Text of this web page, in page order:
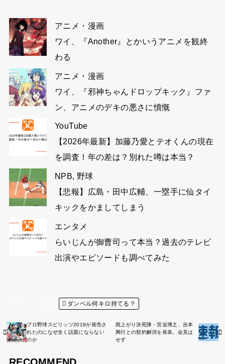
アニメ・漫画
ワイ、『Another』とかいうアニメを観終
わる
アニメ・漫画
ワイ、『邪神ちゃんドロップキック』ファ
ン、アニメのデキの悪さに憤慨
YouTube
【2026年最新】加藤乃愛とテオくんの現在
を調査！年の差は？別れた噂は本当？
NPB, 野球
【悲報】広島・田中広輔、一塁手に仙タイ
キックをかましてしまう
エンタメ
らいじんが御曹司って本当？過去のテレビ
出演やエピソードも調べてみた
ダンベル何キロ持てる？
プロ野球スピリッツ2019が発売さ
れたのになぜ全く話題にならない
のか
雨上がり決死隊・宮迫博之、吉本
興行との契約解消を発表。会見は
せず